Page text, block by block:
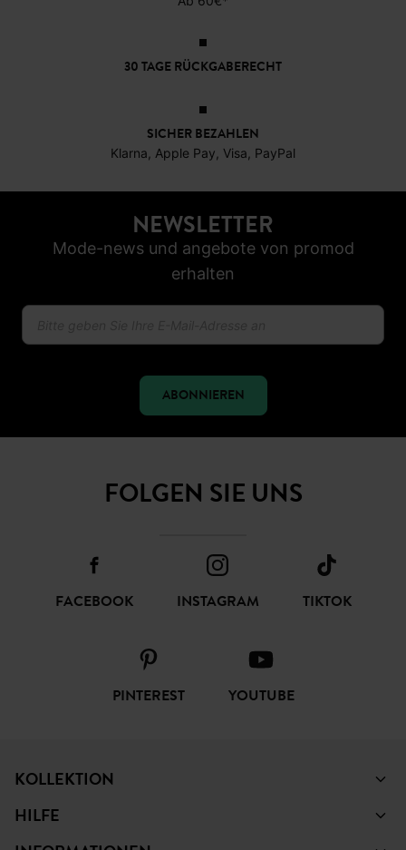
KOSTENFREIE LIEFERUNG
Ab 60€*
30 TAGE RÜCKGABERECHT
SICHER BEZAHLEN
NEWSLETTER
Mode-news und angebote von promod
FOLGEN SIE UNS
INSTAGRAM